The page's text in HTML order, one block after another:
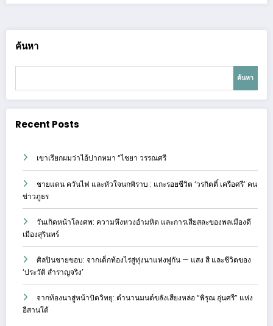
ค้นหา
ค้นหา
Recent Posts
เขาเรียกผมว่าไอ้ปากหมา “ไชยา วรรณศรี
ชายแดน ควันไฟ และหัวใจนกพิราบ : แกะรอยชีวิต ‘วรกิตติ์ เครือศรี’ คน
ข่าวภูธร
วันเกิดหน้าโลงศพ: ความหึงหวงอำมหิต และการเสียสละของพลเมืองดี
เมืองสุรินทร์
ศิลปินชายขอบ: จากเด็กท้องไร่สู่ทุ่งนาแห่งพู่กัน — แสง สี และชีวิตของ
‘ประวัติ สำราญจริง’
จากท้องนาสู่หน้าปัดวิทยุ: ตำนานมนต์ขลังเสียงหล่อ “พิรุณ อุ่นศรี” แห่ง
อีสานใต้